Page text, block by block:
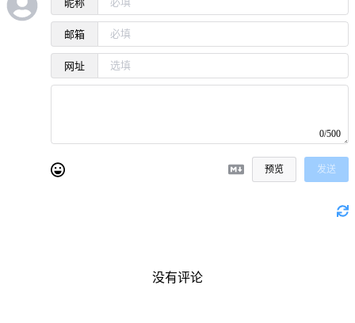
昵称
邮箱
网址
0/500
预览 发送
没有评论